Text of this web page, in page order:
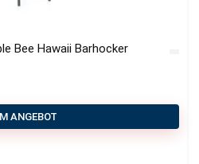
Bee Hawaii Barhocker
ANGEBOT